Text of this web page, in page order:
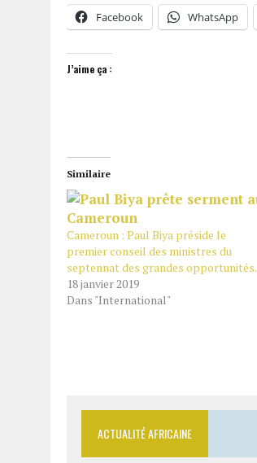
Facebook WhatsApp
J’aime ça :
Similaire
Cameroun : Paul Biya préside le
premier conseil des ministres du
septennat des grandes opportunités.
18 janvier 2019
Dans "International"
ACTUALITÉ AFRICAINE